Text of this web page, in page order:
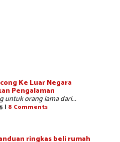
Ke Luar Negara
Pengalaman
untuk orang lama dari...
| 8 Comments
ringkas beli rumah